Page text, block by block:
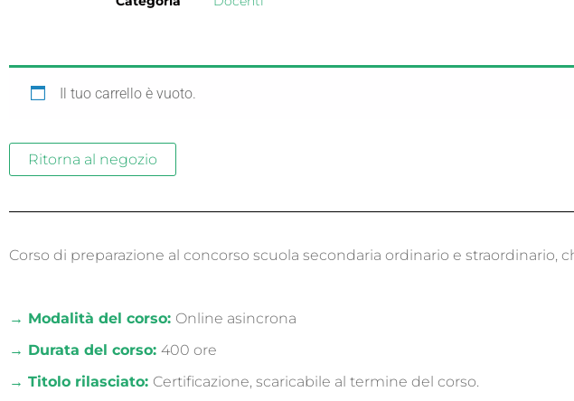
Il tuo carrello è vuoto.
Ritorna al negozio
Corso di preparazione al concorso scuola secondaria ordinario e
→ Modalità del corso: Online asincrona
→ Durata del corso: 400 ore
→ Titolo rilasciato: Certificazione, scaricabile al termine del corso.